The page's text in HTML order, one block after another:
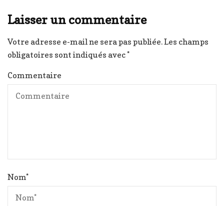
Laisser un commentaire
Votre adresse e-mail ne sera pas publiée.Les champs
obligatoires sont indiqués avec*
Commentaire
Nom*